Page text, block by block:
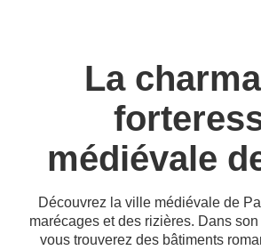
La
médiévale
Découvrez la ville médiévale de
marécages et des rizières. Dans
vous trouverez des bâtiments